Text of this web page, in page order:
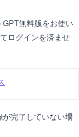
無料版をお使い
ログインを済ませ
完了していない場